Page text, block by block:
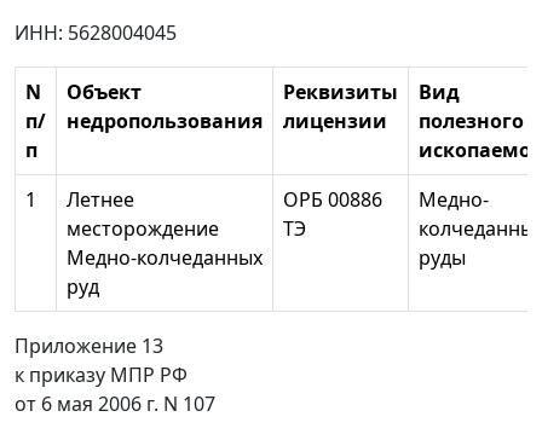
ИНН: 5628004045
N
п/
п
Объект
недропользования
Реквизиты
лицензии
Вид
полезного
1
Летнее
месторождение
Медно-колчеданных
руд
ОРБ 00886
ТЭ
Медно-
руды
Приложение 13
к приказу МПР РФ
от 6 мая 2006 г. N 107